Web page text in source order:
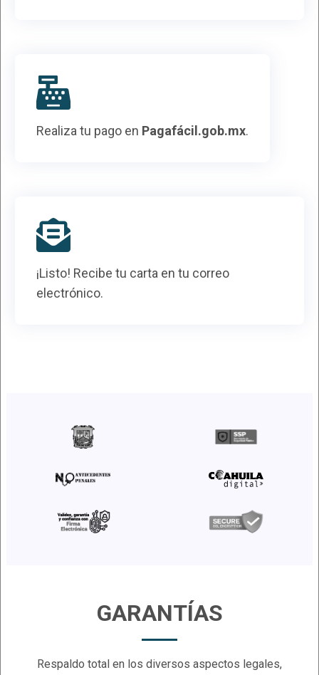
Realiza tu pago en Pagafácil.gob.mx.
¡Listo! Recibe tu carta en tu correo
electrónico.
GARANTÍAS
Respaldo total en los diversos aspectos legales,